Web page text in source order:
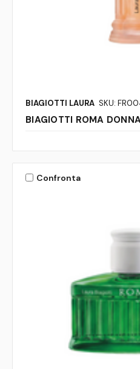
BIAGIOTTI LAURA SKU:
BIAGIOTTI ROMA
Confronta